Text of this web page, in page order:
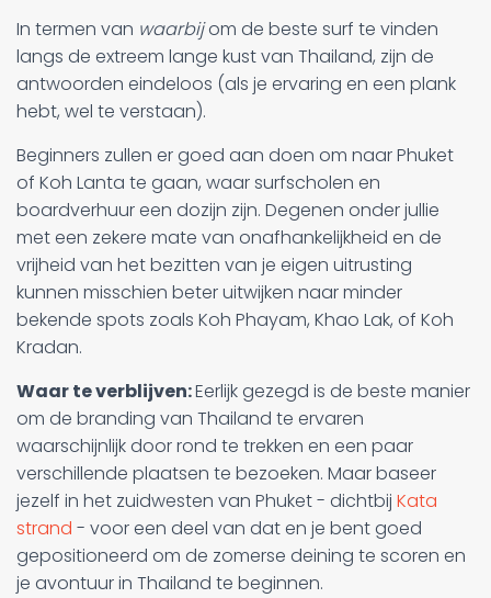
In termen van waarbijom de beste surf te vinden
langs de extreem lange kust van Thailand, zijn de
antwoorden eindeloos (als je ervaring en een plank
hebt, wel te verstaan).
Beginners zullen er goed aan doen om naar Phuket
of Koh Lanta te gaan, waar surfscholen en
boardverhuur een dozijn zijn. Degenen onder jullie
met een zekere mate van onafhankelijkheid en de
vrijheid van het bezitten van je eigen uitrusting
kunnen misschien beter uitwijken naar minder
bekende spots zoals Koh Phayam, Khao Lak, of Koh
Kradan.
Waar te verblijven:Eerlijk gezegd is de beste manier
om de branding van Thailand te ervaren
waarschijnlijk door rond te trekken en een paar
verschillende plaatsen te bezoeken. Maar baseer
jezelf in het zuidwesten van Phuket - dichtbij Kata
strand - voor een deel van dat en je bent goed
gepositioneerd om de zomerse deining te scoren en
je avontuur in Thailand te beginnen.